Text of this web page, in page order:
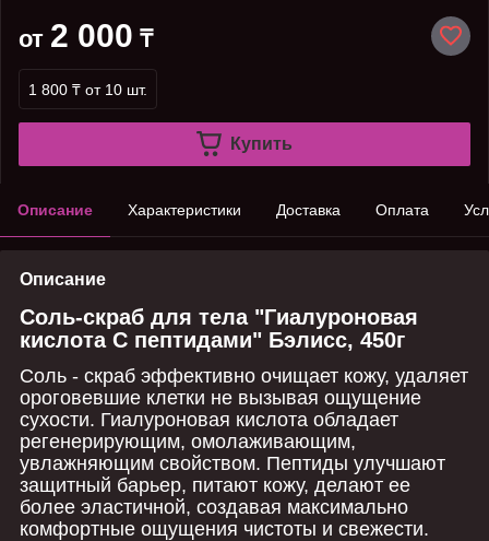
от 2 000 ₸
1 800 ₸ от 10 шт.
Купить
Описание Характеристики Доставка Оплата
Описание
Соль-скраб для тела "Гиалуроновая
кислота С пептидами" Бэлисс, 450г
Соль - скраб эффективно очищает кожу, удаляет
ороговевшие клетки не вызывая ощущение
сухости. Гиалуроновая кислота обладает
регенерирующим, омолаживающим,
увлажняющим свойством. Пептиды улучшают
защитный барьер, питают кожу, делают ее
более эластичной, создавая максимально
комфортные ощущения чистоты и свежести.